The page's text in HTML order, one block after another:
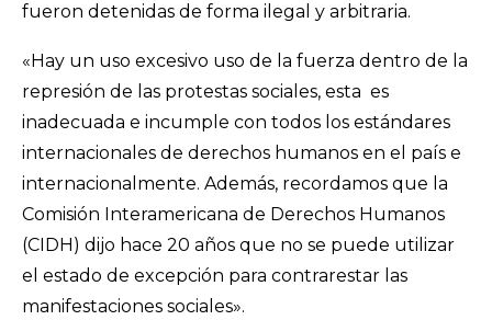
fueron detenidas de forma ilegal y arbitraria.
«Hay un uso excesivo uso de la fuerza dentro de la
represión de las protestas sociales, esta es
inadecuada e incumple con todos los estándares
internacionales de derechos humanos en el país e
internacionalmente. Además, recordamos que la
Comisión Interamericana de Derechos Humanos
(CIDH) dijo hace 20 años que no se puede utilizar
el estado de excepción para contrarestar las
manifestaciones sociales».